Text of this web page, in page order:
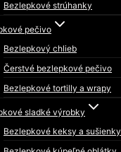
Bezlepkové strúhanky
pečivo
Bezlepkový chlieb
Čerstvé bezlepkové pečivo
Bezlepkové tortilly a wrapy
sladké výrobky
Bezlepkové keksy a sušienky